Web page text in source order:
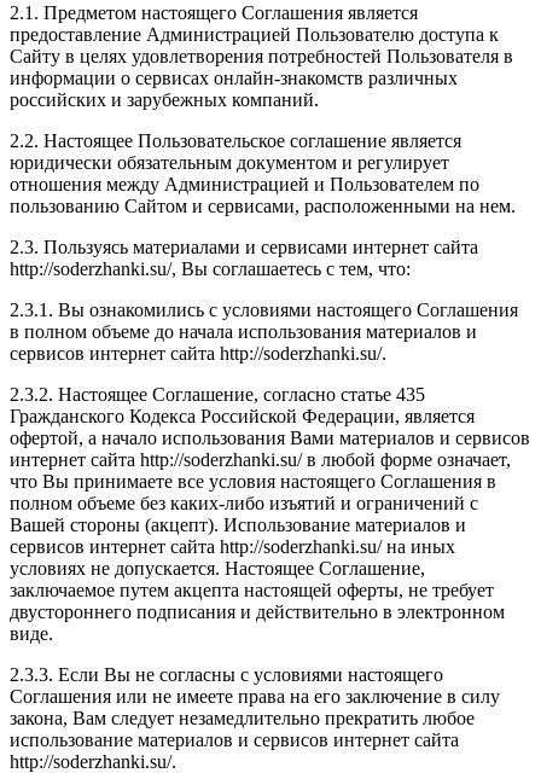
2.1. Предметом настоящего Соглашения является
предоставление Администрацией Пользователю доступа к
Сайту в целях удовлетворения потребностей Пользователя в
информации о сервисах онлайн-знакомств различных
российских и зарубежных компаний.
2.2. Настоящее Пользовательское соглашение является
юридически обязательным документом и регулирует
отношения между Администрацией и Пользователем по
пользованию Сайтом и сервисами, расположенными на нем.
2.3. Пользуясь материалами и сервисами интернет сайта
http://soderzhanki.su/, Вы соглашаетесь с тем, что:
2.3.1. Вы ознакомились с условиями настоящего Соглашения
в полном объеме до начала использования материалов и
сервисов интернет сайта http://soderzhanki.su/.
2.3.2. Настоящее Соглашение, согласно статье 435
Гражданского Кодекса Российской Федерации, является
офертой, а начало использования Вами материалов и сервисов
интернет сайта http://soderzhanki.su/ в любой форме означает,
что Вы принимаете все условия настоящего Соглашения в
полном объеме без каких-либо изъятий и ограничений с
Вашей стороны (акцепт). Использование материалов и
сервисов интернет сайта http://soderzhanki.su/ на иных
условиях не допускается. Настоящее Соглашение,
заключаемое путем акцепта настоящей оферты, не требует
двустороннего подписания и действительно в электронном
виде.
2.3.3. Если Вы не согласны с условиями настоящего
Соглашения или не имеете права на его заключение в силу
закона, Вам следует незамедлительно прекратить любое
использование материалов и сервисов интернет сайта
http://soderzhanki.su/.